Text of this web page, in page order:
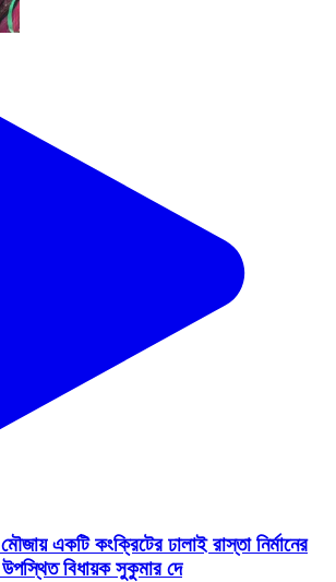
একটি কংক্রিটের ঢালাই রাস্তা নির্মানের
বিধায়ক সুকুমার দে